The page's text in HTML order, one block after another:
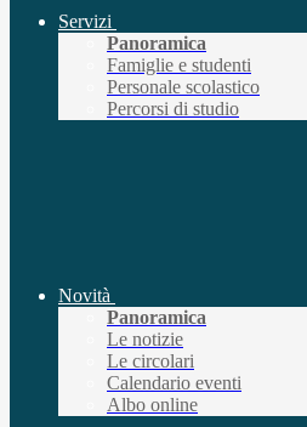
Servizi
Panoramica
Famiglie e studenti
Personale scolastico
Percorsi di studio
Novità
Panoramica
Le notizie
Le circolari
Calendario eventi
Albo online